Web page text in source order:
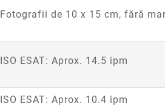
Fotografii de 10 x 15 cm, fără
ISO ESAT: Aprox. 14.5 ipm
ISO ESAT: Aprox. 10.4 ipm